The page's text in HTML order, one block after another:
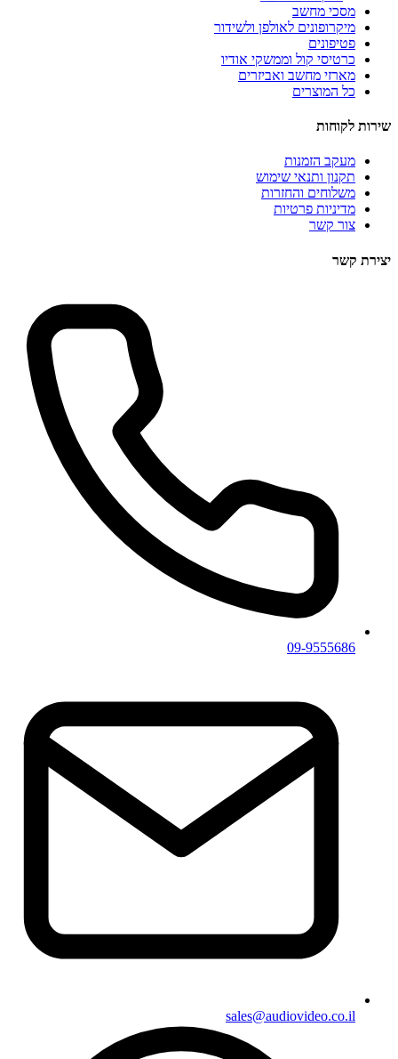
מסכי מחשב
מיקרופונים לאולפן ולשידור
פטיפונים
כרטיסי קול וממשקי אודיו
מארזי מחשב ואביזרים
כל המוצרים
שירות לקוחות
מעקב הזמנות
תקנון ותנאי שימוש
משלוחים והחזרות
מדיניות פרטיות
צור קשר
יצירת קשר
09-9555686
sales@audiovideo.co.il